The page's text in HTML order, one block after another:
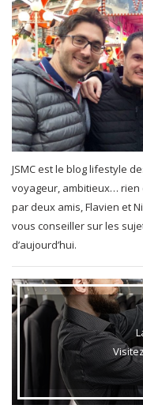
JSMC est le blog lifestyle
voyageur, ambitieux… rien
par deux amis, Flavien et
vous conseiller sur les
d’aujourd’hui.